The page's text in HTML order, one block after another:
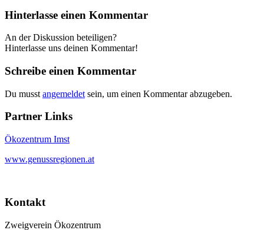
Hinterlasse einen Kommentar
An der Diskussion beteiligen?
Hinterlasse uns deinen Kommentar!
Schreibe einen Kommentar
Du musst angemeldet sein, um einen Kommentar abzugeben.
Partner Links
Ökozentrum Imst
www.genussregionen.at
Kontakt
Zweigverein Ökozentrum